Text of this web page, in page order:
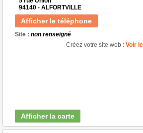
94140 - ALFORTVILLE
Afficher le téléphone
Site : non renseigné
Créez votre site web : Voir
Afficher la carte